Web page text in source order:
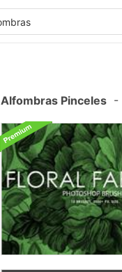
Alfombras Pinceles -